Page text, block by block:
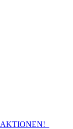
AKTIONEN!